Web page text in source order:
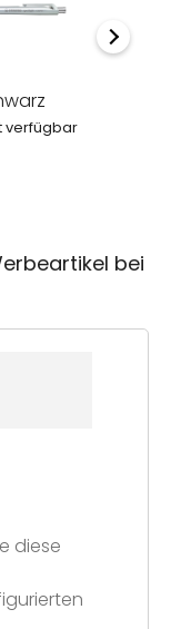
verfügbar
bei
diese